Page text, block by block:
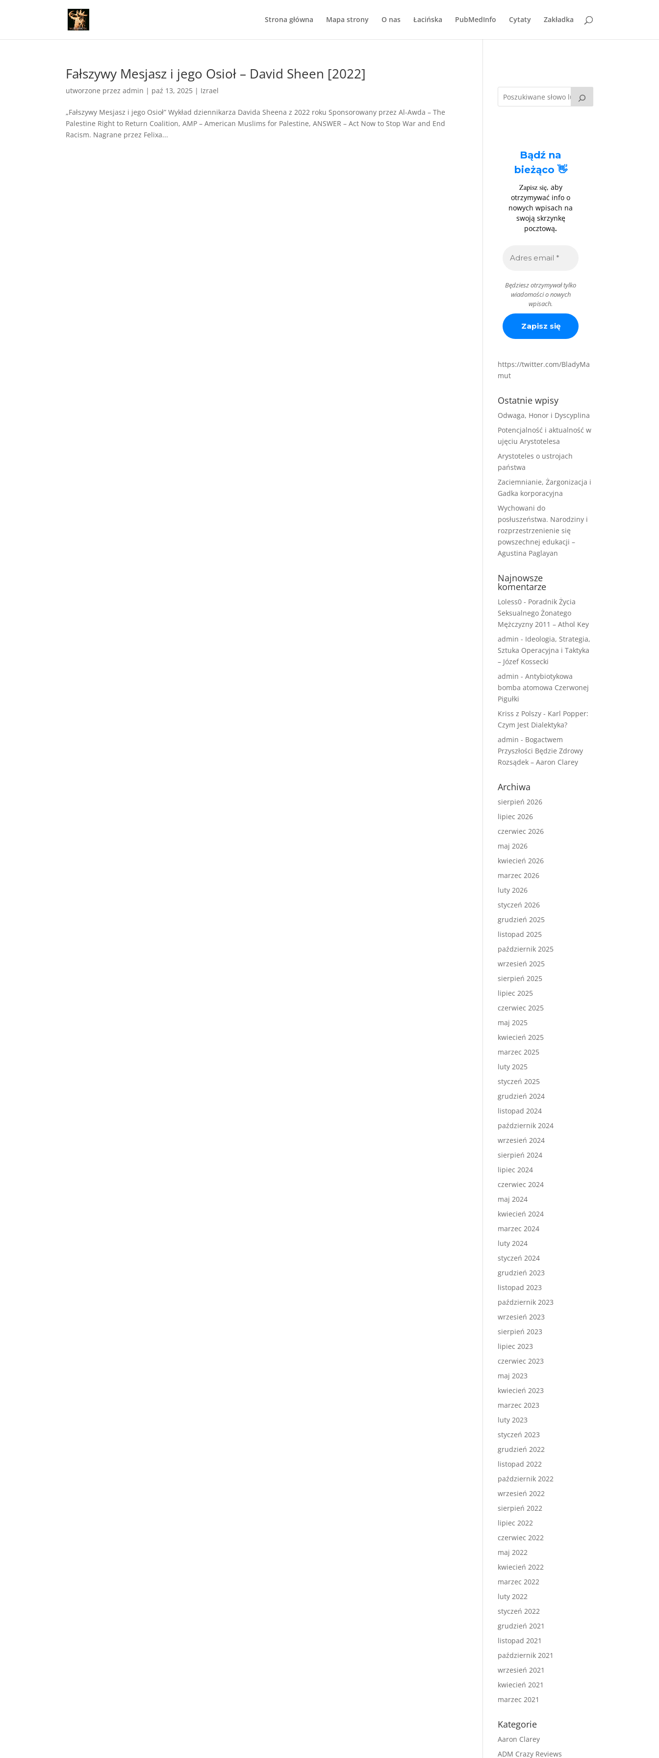
Strona główna Mapa strony O nas Łacińska PubMedInfo Cytaty Zakładka
Fałszywy Mesjasz i jego Osioł – David Sheen [2022]
utworzone przezadmin | paź 13, 2025 | Izrael
„Fałszywy Mesjasz i jego Osioł” Wykład dziennikarza Davida Sheena z 2022 roku Sponsorowany przez Al-Awda – The
Palestine Right to Return Coalition, AMP – American Muslims for Palestine, ANSWER – Act Now to Stop War and End
Racism. Nagrane przez Felixa...
Bądź na
bieżąco 👋
Zapisz się, aby
otrzymywać info o
nowych wpisach na
swoją skrzynkę
pocztową.
Będziesz otrzymywał tylko
wiadomości o nowych
wpisach.
https://twitter.com/BladyMa
mut
Ostatnie wpisy
Odwaga, Honor i Dyscyplina
Potencjalność i aktualność w
ujęciu Arystotelesa
Arystoteles o ustrojach
państwa
Zaciemnianie, Żargonizacja i
Gadka korporacyjna
Wychowani do
posłuszeństwa. Narodziny i
rozprzestrzenienie się
powszechnej edukacji –
Agustina Paglayan
Najnowsze
komentarze
Loless0 - Poradnik Życia
Seksualnego Żonatego
Mężczyzny 2011 – Athol Key
admin - Ideologia, Strategia,
Sztuka Operacyjna i Taktyka
– Józef Kossecki
admin -Antybiotykowa
bomba atomowa Czerwonej
Pigułki
Kriss z Polszy - Karl Popper:
Czym Jest Dialektyka?
admin - Bogactwem
Przyszłości Będzie Zdrowy
Rozsądek – Aaron Clarey
Archiwa
sierpień 2026
lipiec 2026
czerwiec 2026
maj 2026
kwiecień 2026
marzec 2026
luty 2026
styczeń 2026
grudzień 2025
listopad 2025
październik 2025
wrzesień 2025
sierpień 2025
lipiec 2025
czerwiec 2025
maj 2025
kwiecień 2025
marzec 2025
luty 2025
styczeń 2025
grudzień 2024
listopad 2024
październik 2024
wrzesień 2024
sierpień 2024
lipiec 2024
czerwiec 2024
maj 2024
kwiecień 2024
marzec 2024
luty 2024
styczeń 2024
grudzień 2023
listopad 2023
październik 2023
wrzesień 2023
sierpień 2023
lipiec 2023
czerwiec 2023
maj 2023
kwiecień 2023
marzec 2023
luty 2023
styczeń 2023
grudzień 2022
listopad 2022
październik 2022
wrzesień 2022
sierpień 2022
lipiec 2022
czerwiec 2022
maj 2022
kwiecień 2022
marzec 2022
luty 2022
styczeń 2022
grudzień 2021
listopad 2021
październik 2021
wrzesień 2021
kwiecień 2021
marzec 2021
Kategorie
Aaron Clarey
ADM Crazy Reviews